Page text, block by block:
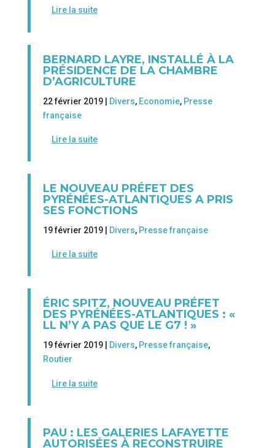
Lire la suite
BERNARD LAYRE, INSTALLÉ À LA
PRÉSIDENCE DE LA CHAMBRE
D’AGRICULTURE
22 février 2019 | Divers, Economie, Presse
française
Lire la suite
LE NOUVEAU PRÉFET DES
PYRÉNÉES-ATLANTIQUES A PRIS
SES FONCTIONS
19 février 2019 | Divers, Presse française
Lire la suite
ÉRIC SPITZ, NOUVEAU PRÉFET
DES PYRÉNÉES-ATLANTIQUES : «
LL N’Y A PAS QUE LE G7 ! »
19 février 2019 | Divers, Presse française,
Routier
Lire la suite
PAU : LES GALERIES LAFAYETTE
AUTORISÉES À RECONSTRUIRE